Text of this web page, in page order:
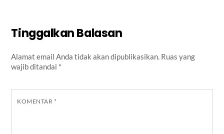
Tinggalkan Balasan
Alamat email Anda tidak akan dipublikasikan. Ruas yang
wajib ditandai *
KOMENTAR *